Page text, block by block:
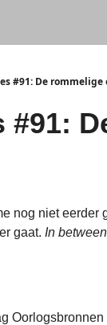
#91: De
#91:
nog niet
gaat. In